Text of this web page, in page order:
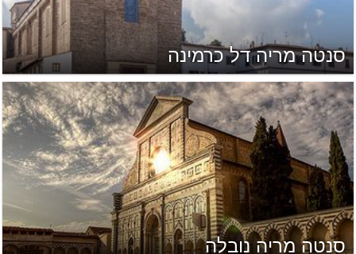
סנטה מריה דל כרמינה
סנטה מריה נובלה